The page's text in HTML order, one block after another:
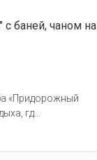
баней, чаном на
«Придорожный
гд...